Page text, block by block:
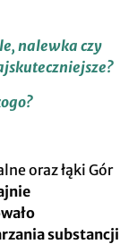
nalewka czy
oraz łąki Gór
substancji